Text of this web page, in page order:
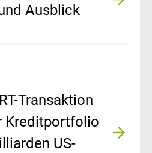
Ausblick
Transaktion
Kreditportfolio
US-